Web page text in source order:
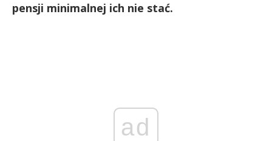
pensji minimalnej ich nie stać.
ad